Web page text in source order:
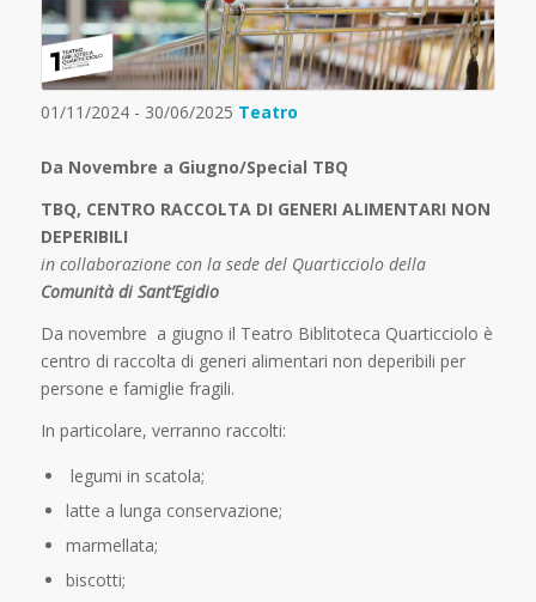
01/11/2024 - 30/06/2025 Teatro
Da Novembre a Giugno/Special TBQ
TBQ, CENTRO RACCOLTA DI GENERI ALIMENTARI NON
DEPERIBILI
in collaborazione con la sede del Quarticciolo della
Comunità di Sant’Egidio
Da novembre a giugno il Teatro Biblitoteca Quarticciolo è
centro di raccolta di generi alimentari non deperibili per
persone e famiglie fragili.
In particolare, verranno raccolti:
legumi in scatola;
latte a lunga conservazione;
marmellata;
biscotti;